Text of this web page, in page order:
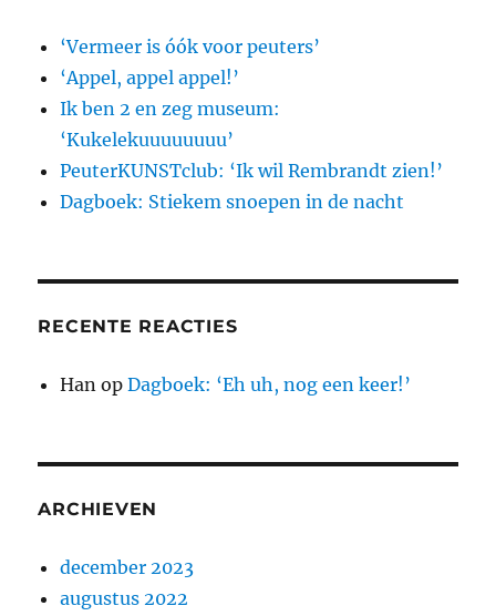
‘Vermeer is óók voor peuters’
‘Appel, appel appel!’
Ik ben 2 en zeg museum:
‘Kukelekuuuuuuuu’
PeuterKUNSTclub: ‘Ik wil Rembrandt zien!’
Dagboek: Stiekem snoepen in de nacht
RECENTE REACTIES
Han opDagboek: ‘Eh uh, nog een keer!’
ARCHIEVEN
december 2023
augustus 2022